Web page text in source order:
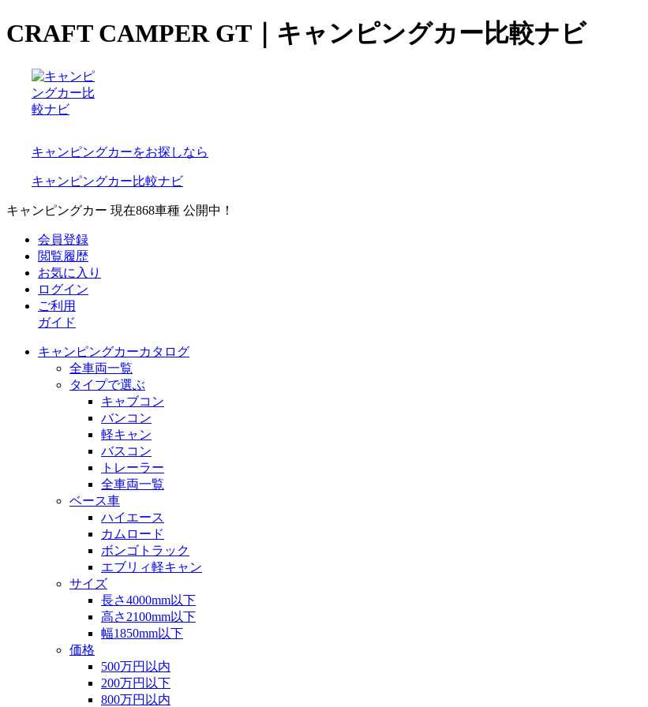
CRAFT CAMPER GT｜キャンピングカー比較ナビ
キャンピングカーをお探しなら
キャンピングカー比較ナビ
キャンピングカー 現在868車種 公開中！
会員登録
閲覧履歴
お気に入り
ログイン
ご利用
ガイド
キャンピングカーカタログ
全車両一覧
タイプで選ぶ
キャブコン
バンコン
軽キャン
バスコン
トレーラー
全車両一覧
ベース車
ハイエース
カムロード
ボンゴトラック
エブリィ軽キャン
サイズ
長さ4000mm以下
高さ2100mm以下
幅1850mm以下
価格
500万円以内
200万円以下
800万円以内